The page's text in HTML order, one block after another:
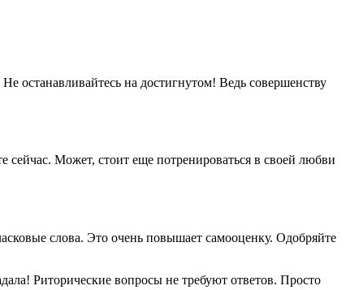
останавливайтесь на достигнутом! Ведь совершенству
Может, стоит еще потренироваться в своей любви
слова. Это очень повышает самооценку. Одобряйте
Риторические вопросы не требуют ответов. Просто